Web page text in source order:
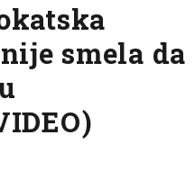
mediji
smela da